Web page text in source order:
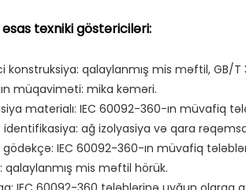
konstruksiya: qalaylanmış mis məftil, GB/
müqaviməti: mika kəməri.
materialı: IEC 60092-360-ın müvafiq
identifikasiya: ağ izolyasiya və qara
gödəkçə: IEC 60092-360-ın müvafiq
qalaylanmış mis məftil hörük.